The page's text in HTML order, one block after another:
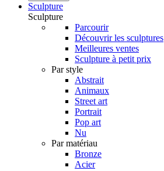
Sculpture
Sculpture
Parcourir
Découvrir les sculptures
Meilleures ventes
Sculpture à petit prix
Par style
Abstrait
Animaux
Street art
Portrait
Pop art
Nu
Par matériau
Bronze
Acier